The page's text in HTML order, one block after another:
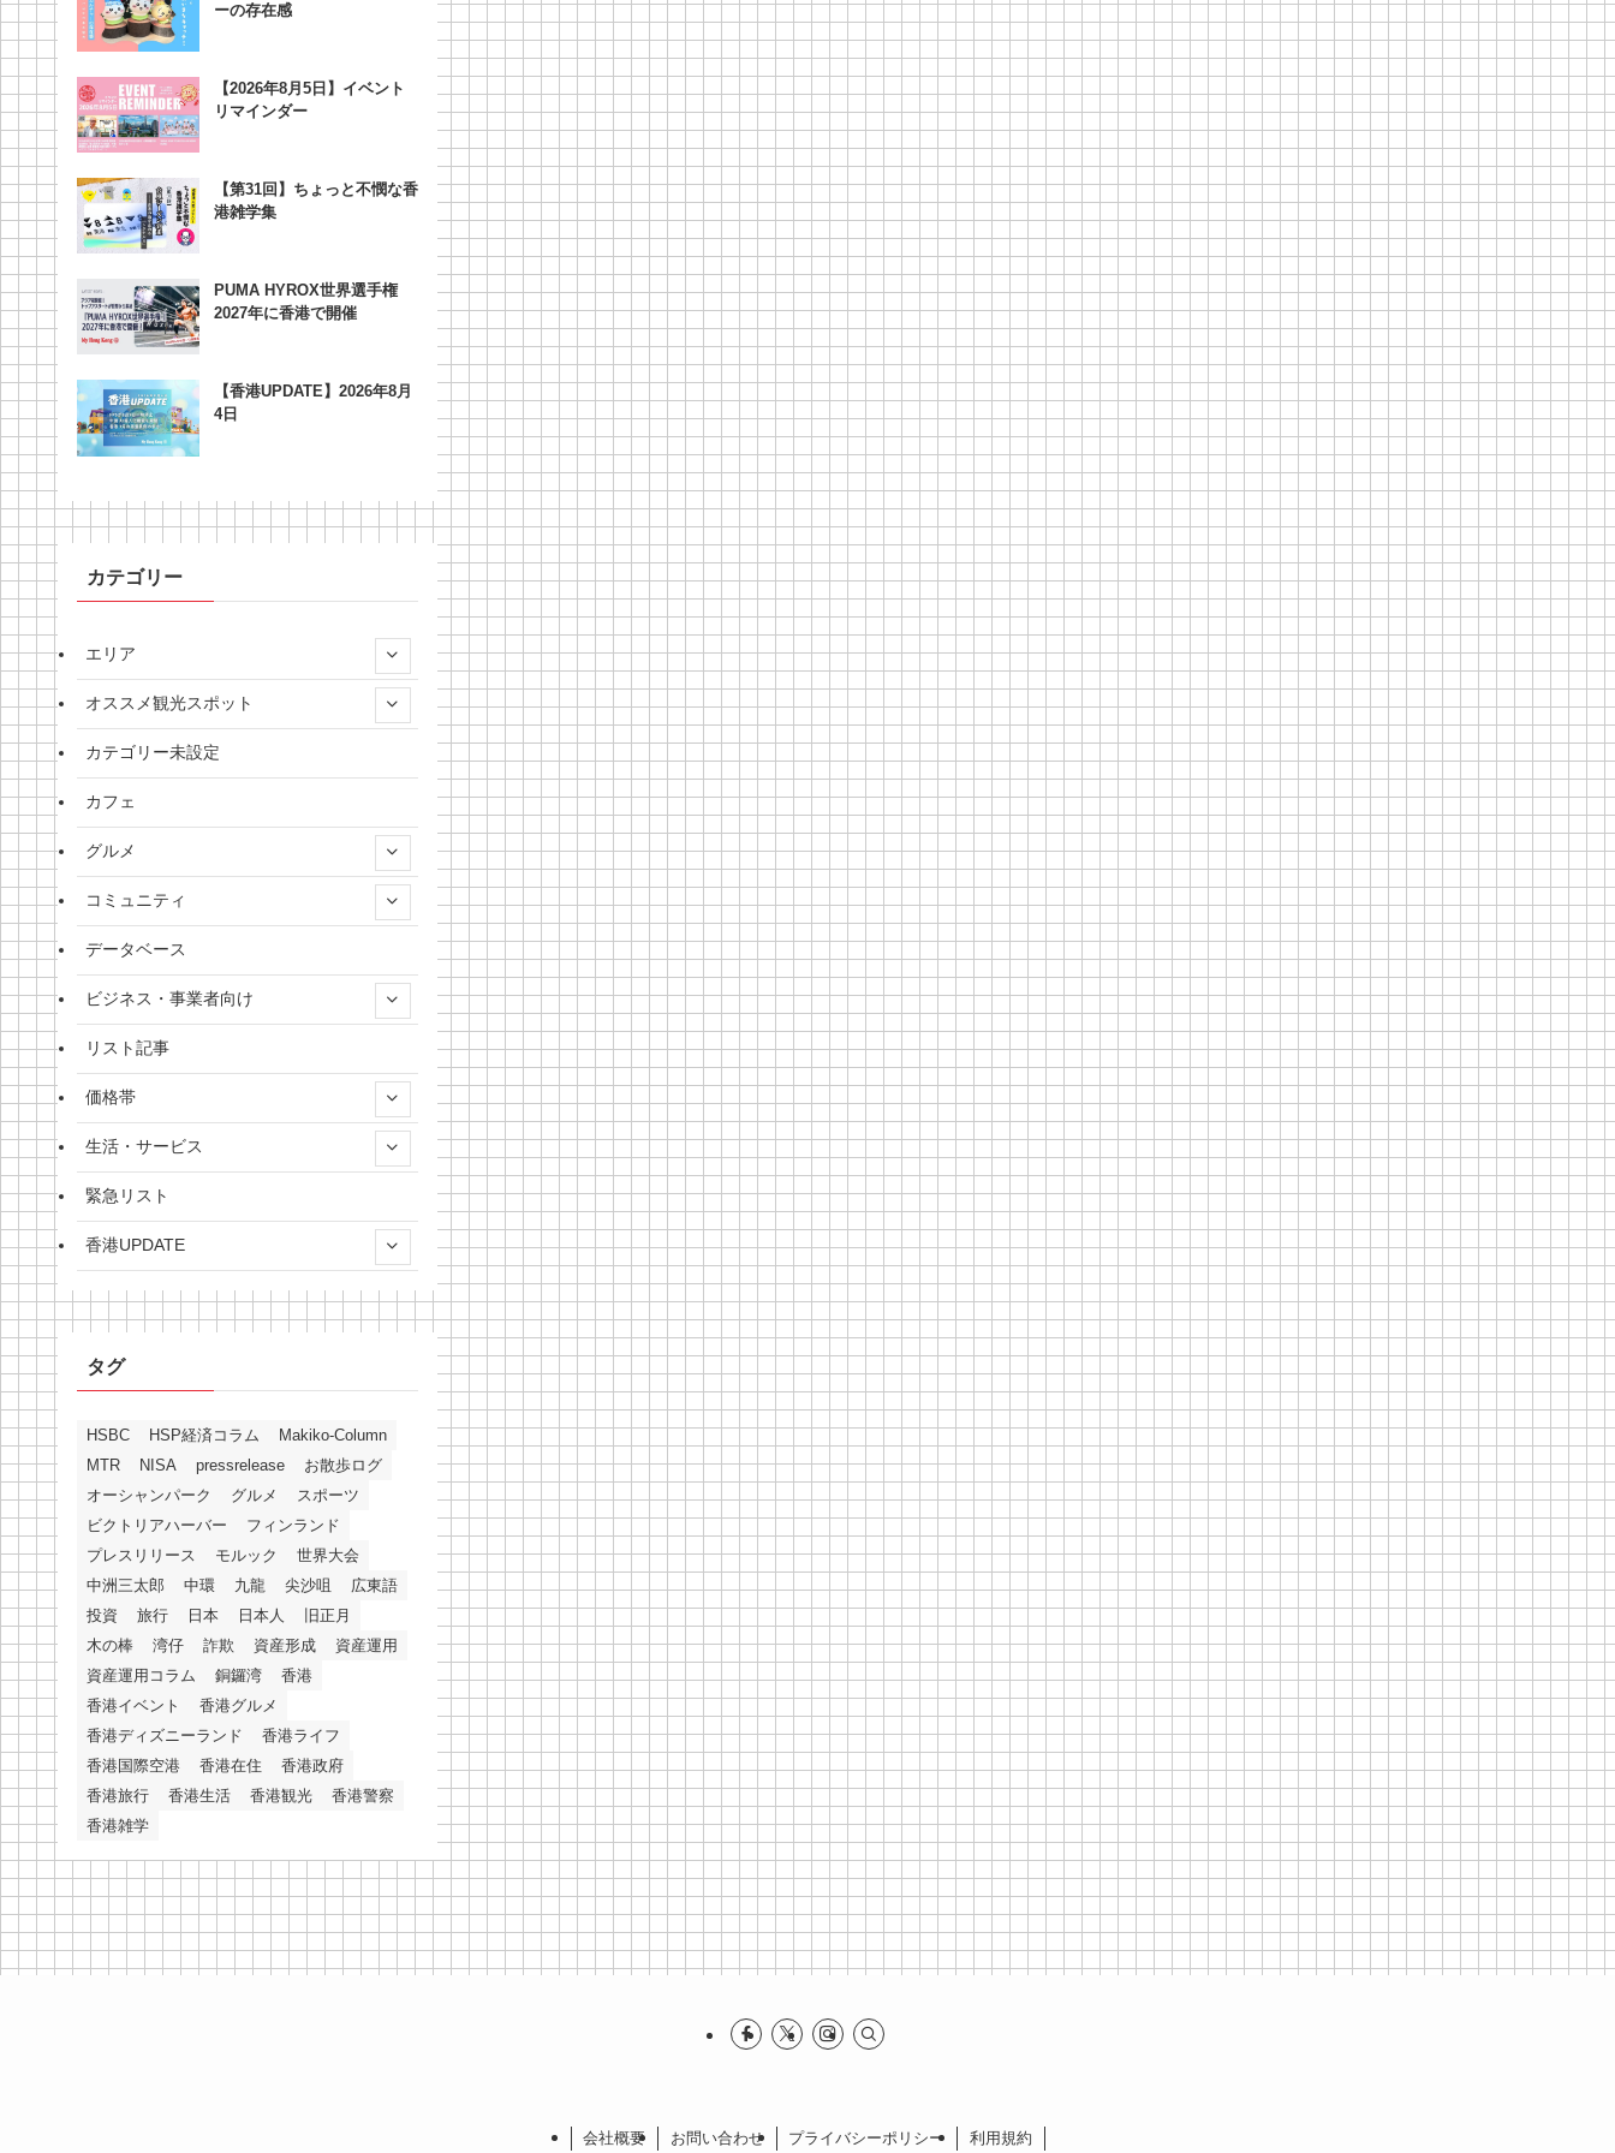
ーの存在感
【2026年8月5日】イベント
リマインダー
【第31回】ちょっと不憫な香
港雑学集
PUMA HYROX世界選手権
2027年に香港で開催
【香港UPDATE】2026年8月
4日
カテゴリー
エリア
オススメ観光スポット
カテゴリー未設定
カフェ
グルメ
コミュニティ
データベース
ビジネス・事業者向け
リスト記事
価格帯
生活・サービス
緊急リスト
香港UPDATE
タグ
HSBC HSP経済コラム
Makiko-Column
MTR
NISA pressrelease
お散歩ログ
オーシャンパーク
グルメ
スポーツ
ビクトリアハーバー
フィンランド
プレスリリース
モルック
世界大会
中洲三太郎
中環 九龍 尖沙咀
広東語
投資
旅行 日本 日本人
旧正月
木の棒
湾仔 詐欺 資産形成
資産運用
資産運用コラム
銅鑼湾
香港
香港イベント
香港グルメ
香港ディズニーランド
香港ライフ
香港国際空港
香港在住
香港政府
香港旅行
香港生活 香港観光
香港警察
香港雑学
会社概要 お問い合わせ プライバシーポリシー 利⽤規約